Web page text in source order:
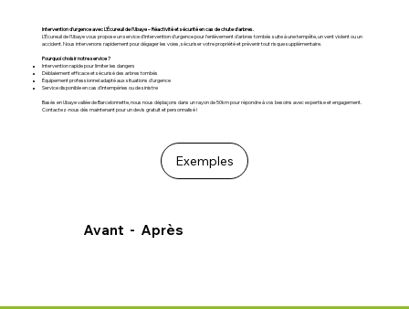
Avant - Après
Intervention d’urgence avec L’Écureuil de l’Ubaye – Réactivité et sécurité en cas de chute d’arbres.
L’Écureuil de l’Ubaye vous propose un service d’intervention d’urgence pour l’enlèvement d’arbres tombés suite à une tempête, un vent violent ou un
accident. Nous intervenons rapidement pour dégager les voies, sécuriser votre propriété et prévenir tout risque supplémentaire.
Pourquoi choisir notre service ?
Intervention rapide pour limiter les dangers
Déblaiement efficace et sécurisé des arbres tombés
Équipement professionnel adapté aux situations d’urgence
Service disponible en cas d’intempéries ou de sinistre
Basés en Ubaye vallée de Barcelonnette, nous nous déplaçons dans un rayon de 50km pour répondre à vos besoins avec expertise et engagement.
Contactez-nous dès maintenant pour un devis gratuit et personnalisé !
Exemples